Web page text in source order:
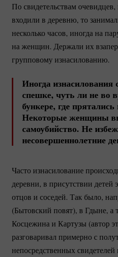
По свидетельствам очевидцев,
входили в деревню, то
несколько часов, иногда на
на женщин. Держали их
групповому изнасилованию.
Иногда изнасилования
спешке, чуть ли не во
бункере, где
Некоторые женщины
самоубийство. Не
несовершеннолетние
Часто изнасилование
деревни, в присутствии
отцов и соседей. Так было,
(Бытовский повят), в Гдыне, а
Косцежина и Картузы (автор
разговаривал примерно с
непосредственных